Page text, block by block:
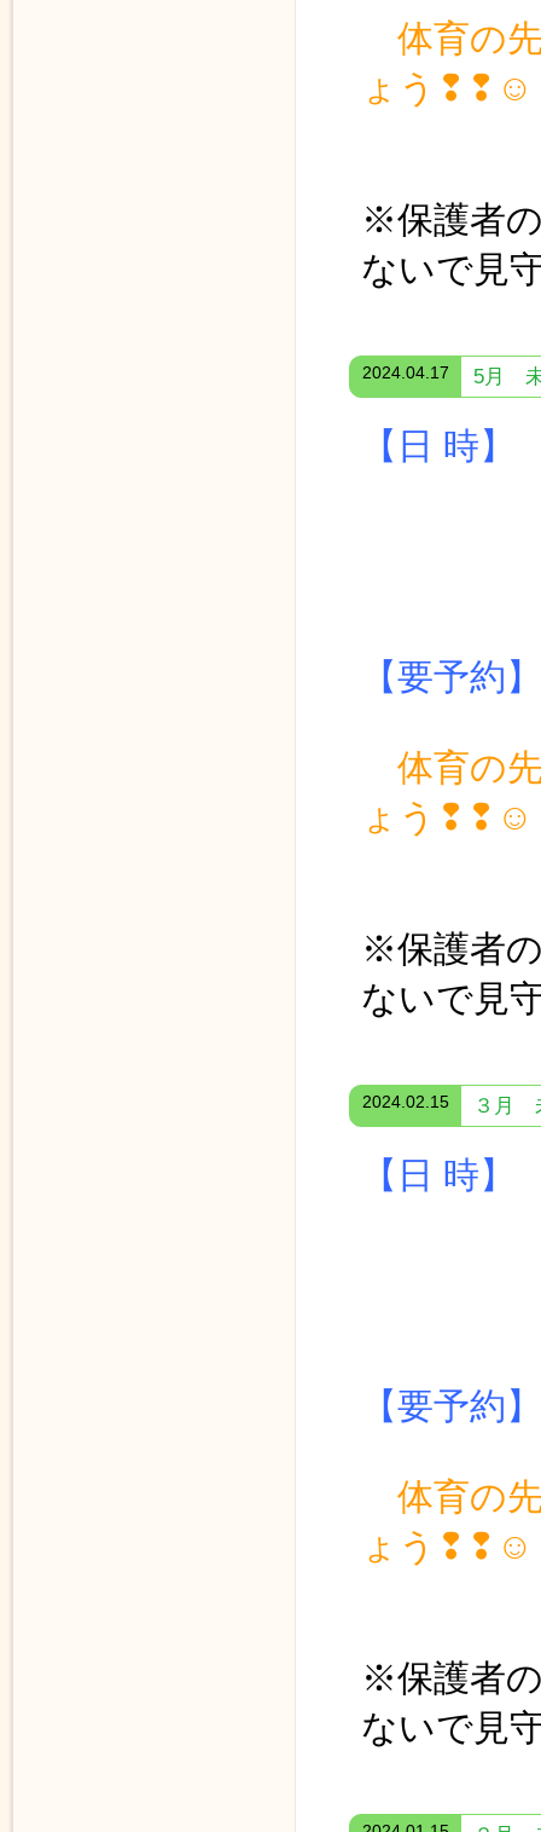
体育の
ょう❢❢☺
※保護者
ないで見
2024.04.17 5月
【日 時
【要予約】
体育の
ょう❢❢☺
※保護者
ないで見
2024.02.15 ３月
【日 時
【要予約】
体育の
ょう❢❢☺
※保護者
ないで見